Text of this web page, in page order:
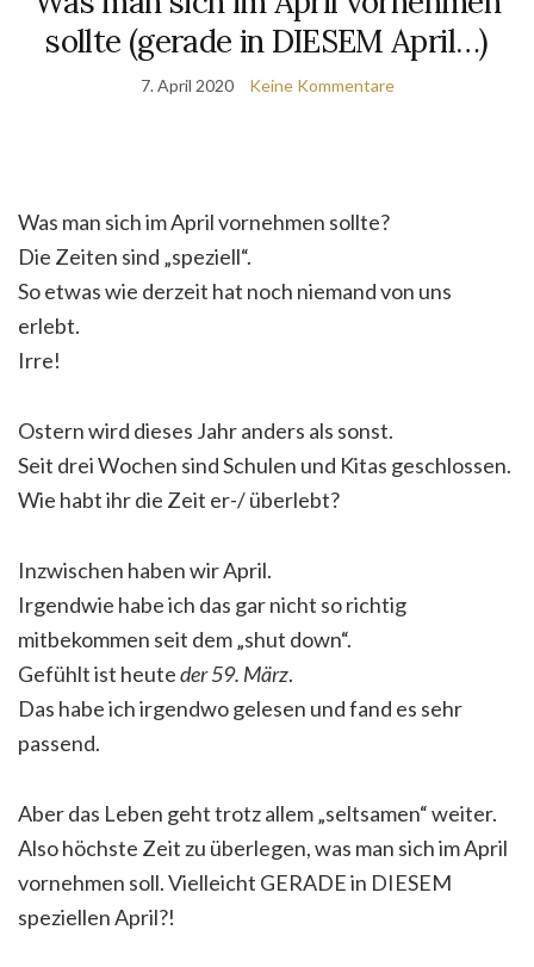
sollte (gerade in DIESEM April…)
7. April 2020 Keine Kommentare
Was man sich im April vornehmen sollte?
Die Zeiten sind „speziell“.
So etwas wie derzeit hat noch niemand von uns
erlebt.
Irre!
Ostern wird dieses Jahr anders als sonst.
Seit drei Wochen sind Schulen und Kitas geschlossen.
Wie habt ihr die Zeit er-/ überlebt?
Inzwischen haben wir April.
Irgendwie habe ich das gar nicht so richtig
mitbekommen seit dem „shut down“.
Gefühlt ist heuteder 59. März.
Das habe ich irgendwo gelesen und fand es sehr
passend.
Aber das Leben geht trotz allem „seltsamen“ weiter.
Also höchste Zeit zu überlegen, was man sich im April
vornehmen soll. Vielleicht GERADE in DIESEM
speziellen April?!